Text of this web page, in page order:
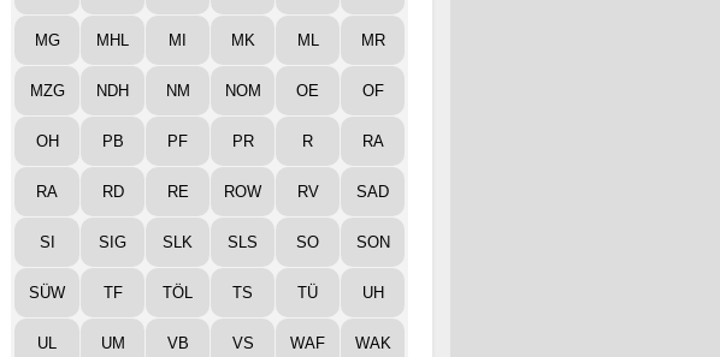
MG MHL MI MK ML MR
MZG NDH NM NOM OE OF
OH PB PF PR R RA
RA RD RE ROW RV SAD
SI SIG SLK SLS SO SON
SÜW TF TÖL TS TÜ UH
UL UM VB VS WAF WAK